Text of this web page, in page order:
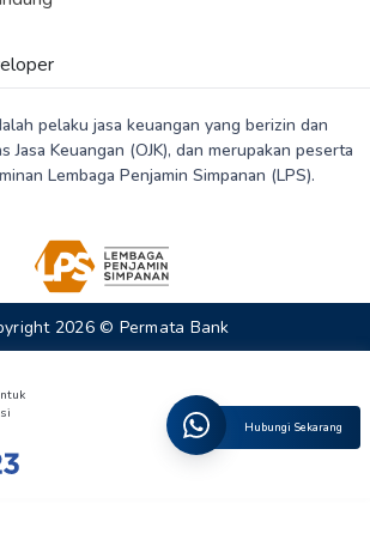
pelaku jasa keuangan yang berizin dan
Jasa Keuangan (OJK), dan merupakan peserta
Lembaga Penjamin Simpanan (LPS).
2026 © Permata Bank
Hubungi Sekarang